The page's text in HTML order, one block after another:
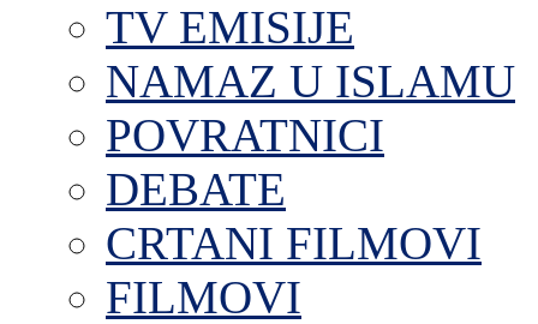
TV EMISIJE
NAMAZ U ISLAMU
POVRATNICI
DEBATE
CRTANI FILMOVI
FILMOVI